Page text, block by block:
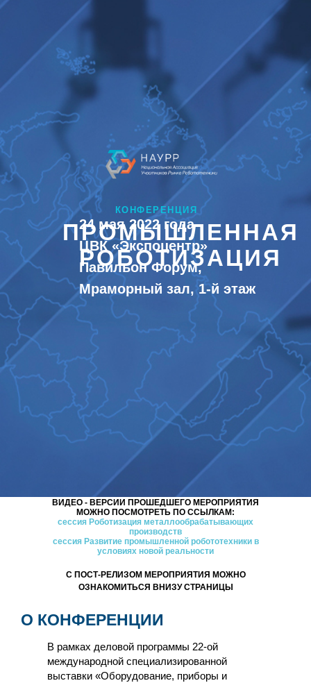
ПРОМЫШЛЕННАЯ
РОБОТИЗАЦИЯ
КОНФЕРЕНЦИЯ
24 мая 2022 года
ЦВК «Экспоцентр»
Павильон Форум,
Мраморный зал, 1-й этаж
ВИДЕО - ВЕРСИИ ПРОШЕДШЕГО МЕРОПРИЯТИЯ
МОЖНО ПОСМОТРЕТЬ ПО ССЫЛКАМ:
сессия Роботизация металлообрабатывающих
производств
сессия Развитие промышленной робототехники в
условиях новой реальности
С ПОСТ-РЕЛИЗОМ МЕРОПРИЯТИЯ МОЖНО
ОЗНАКОМИТЬСЯ ВНИЗУ СТРАНИЦЫ
О КОНФЕРЕНЦИИ
В рамках деловой программы 22-ой
международной специализированной
выставки «Оборудование, приборы и